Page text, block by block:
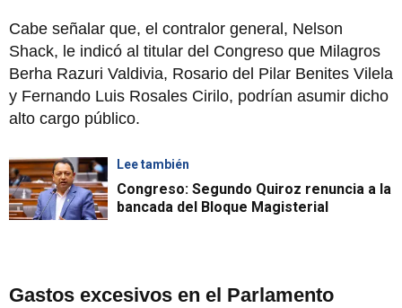
Cabe señalar que, el contralor general, Nelson
Shack, le indicó al titular del Congreso que Milagros
Berha Razuri Valdivia, Rosario del Pilar Benites Vilela
y Fernando Luis Rosales Cirilo, podrían asumir dicho
alto cargo público.
Lee también
Congreso: Segundo Quiroz renuncia a la
bancada del Bloque Magisterial
Gastos excesivos en el Parlamento